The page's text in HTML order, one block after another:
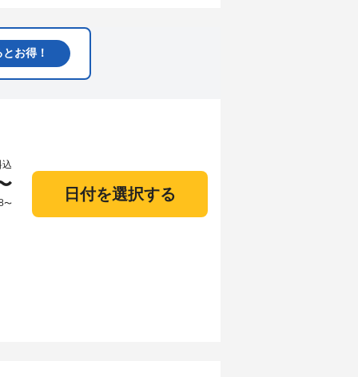
お得！
込
〜
日付を選択する